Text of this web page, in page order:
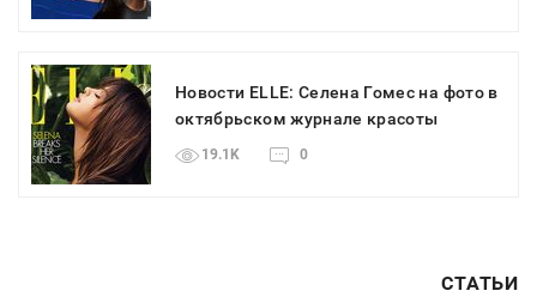
Новости ELLE: Селена Гомес на фото в
октябрьском журнале красоты
19.1K 0
СТАТЬИ